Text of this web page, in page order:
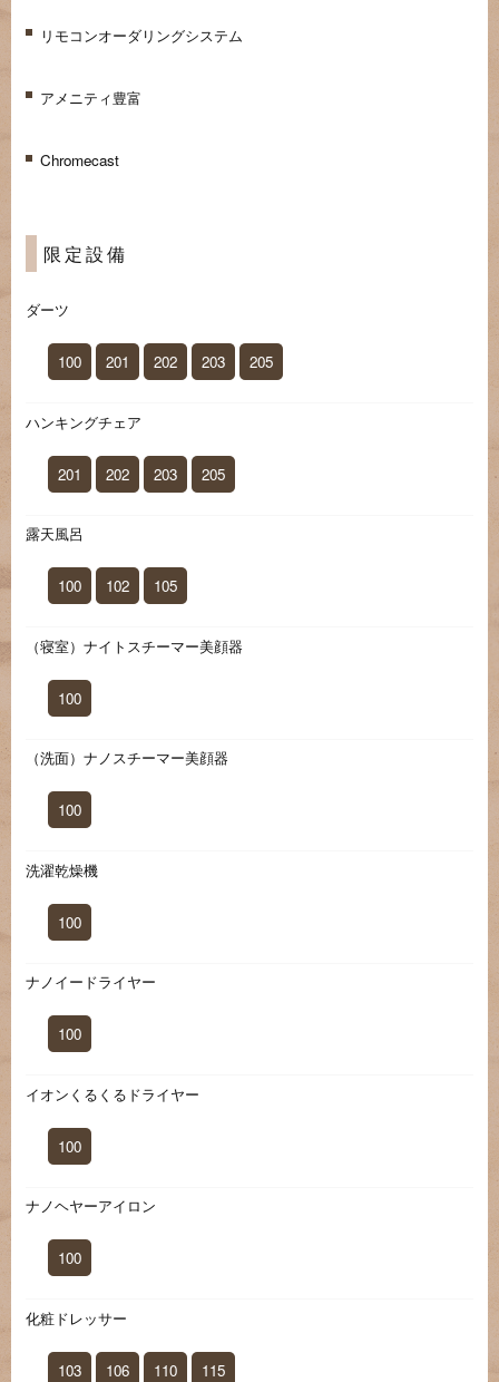
リモコンオーダリングシステム
アメニティ豊富
Chromecast
限定設備
ダーツ
100 201 202 203 205
ハンキングチェア
201 202 203 205
露天風呂
100 102 105
（寝室）ナイトスチーマー美顔器
100
（洗面）ナノスチーマー美顔器
100
洗濯乾燥機
100
ナノイードライヤー
100
イオンくるくるドライヤー
100
ナノヘヤーアイロン
100
化粧ドレッサー
103 106 110 115